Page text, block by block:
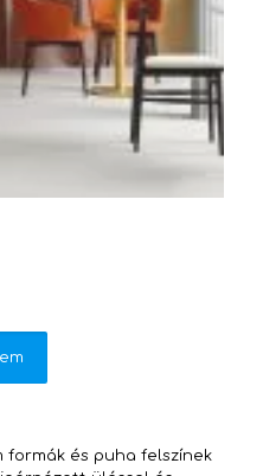
formák és puha felszínek